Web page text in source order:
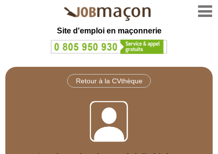
Site d'emploi en maçonnerie
Retour à la CVthèque